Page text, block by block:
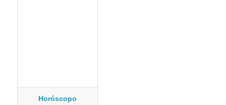
Horóscopo